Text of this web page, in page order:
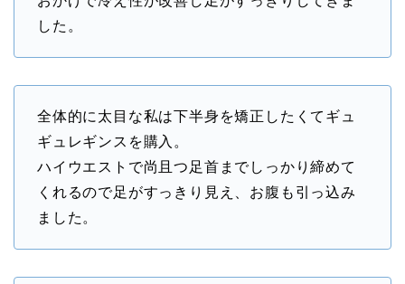
した。
全体的に太目な私は下半身を矯正したくてギュ
ギュレギンスを購入。
ハイウエストで尚且つ足首までしっかり締めて
くれるので足がすっきり見え、お腹も引っ込み
ました。